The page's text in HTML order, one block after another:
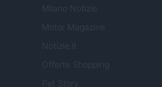
Milano Notizie
Motor Magazine
Notizie.it
Offerte Shopping
Pet Story